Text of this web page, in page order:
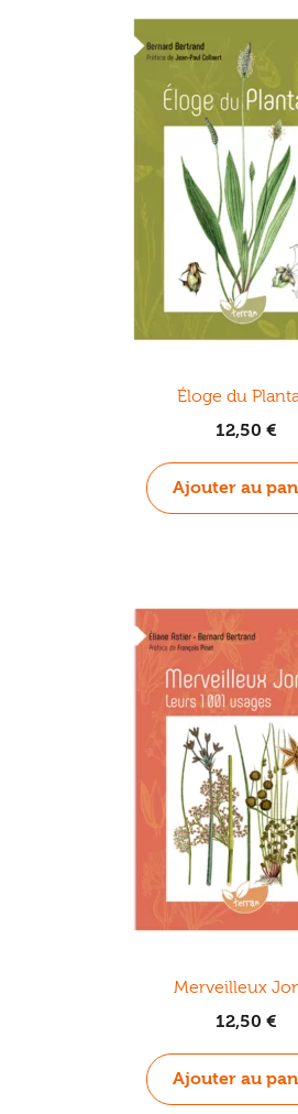
Éloge du
12,50 €
Ajouter au
Merveilleux
12,50 €
Ajouter au